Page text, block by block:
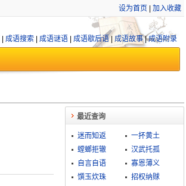
设为首页 加入收藏
成语搜索| 成语谜语| 成语歇后语| 成语故事|成语附录
最近查询
迷而知返
一抔黄土
螳螂拒辙
汉武托孤
自言自语
寡恩薄义
馔玉炊珠
招权纳赇